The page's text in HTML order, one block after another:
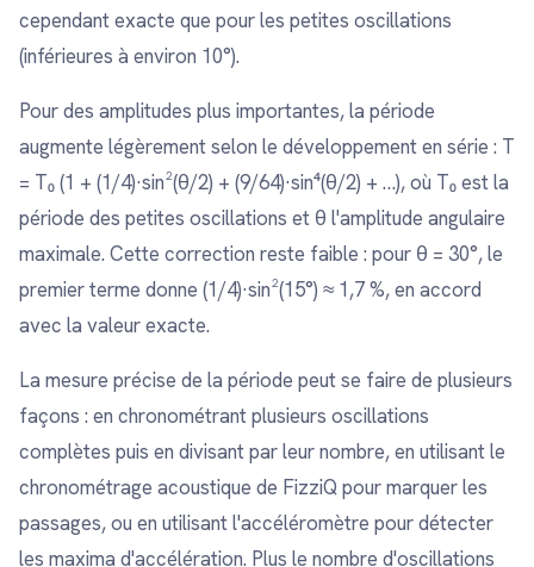
cependant exacte que pour les petites oscillations
(inférieures à environ 10°).
Pour des amplitudes plus importantes, la période
augmente légèrement selon le développement en série : T
= T₀ (1 + (1/4)·sin²(θ/2) + (9/64)·sin⁴(θ/2) + …), où T₀ est la
période des petites oscillations et θ l'amplitude angulaire
maximale. Cette correction reste faible : pour θ = 30°, le
premier terme donne (1/4)·sin²(15°) ≈ 1,7 %, en accord
avec la valeur exacte.
La mesure précise de la période peut se faire de plusieurs
façons : en chronométrant plusieurs oscillations
complètes puis en divisant par leur nombre, en utilisant le
chronométrage acoustique de FizziQ pour marquer les
passages, ou en utilisant l'accéléromètre pour détecter
les maxima d'accélération. Plus le nombre d'oscillations